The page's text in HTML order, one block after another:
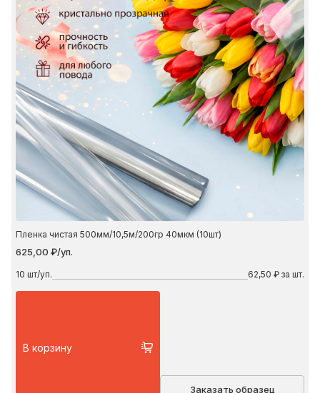
Пленка чистая 500мм/10,5м/200гр 40мкм (10шт)
625,00 ₽/уп.
10 шт/уп. 62,50 ₽ за шт.
В корзину
Заказать образец